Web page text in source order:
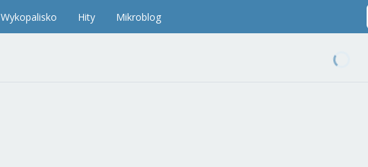
Wykopalisko Hity Mikroblog